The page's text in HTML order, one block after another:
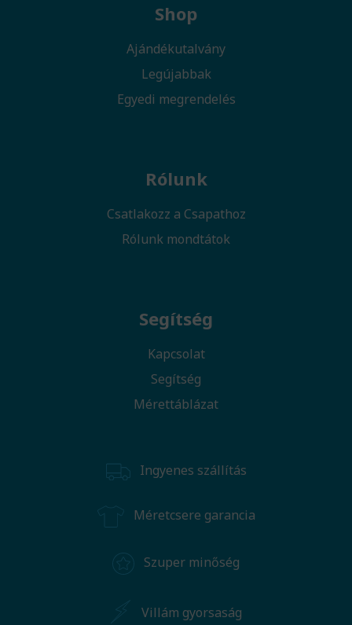
Shop
Ajándékutalvány
Legújabbak
Egyedi megrendelés
Rólunk
Csatlakozz a Csapathoz
Rólunk mondtátok
Segítség
Kapcsolat
Segítség
Mérettáblázat
Ingyenes szállítás
Méretcsere garancia
Szuper minőség
Villám gyorsaság